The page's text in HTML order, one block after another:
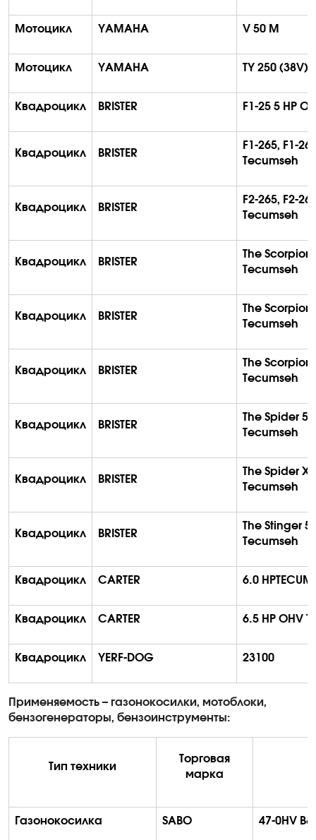
Мотоцикл YAMAHA V 50 M
Мотоцикл YAMAHA TY 250 (38V)
Квадроцикл BRISTER F1-25 5 HP
Квадроцикл BRISTER
F1-265, F1-
Tecumseh
Квадроцикл BRISTER
F2-265, F2-
Tecumseh
Квадроцикл BRISTER
The Scorpion
Tecumseh
Квадроцикл BRISTER
The Scorpion
Tecumseh
Квадроцикл BRISTER
The Scorpion
Tecumseh
Квадроцикл BRISTER
The Spider 5
Tecumseh
Квадроцикл BRISTER
The Spider X
Tecumseh
Квадроцикл BRISTER
The Stinger 5
Tecumseh
Квадроцикл CARTER 6.0
Квадроцикл CARTER 6.5 HP OHV
Квадроцикл YERF-DOG 23100
Применяемость – газонокосилки, мотоблоки,
бензогенераторы, бензоинструменты:
Тип техники
Торговая
марка
Газонокосилка SABO 47-0HV